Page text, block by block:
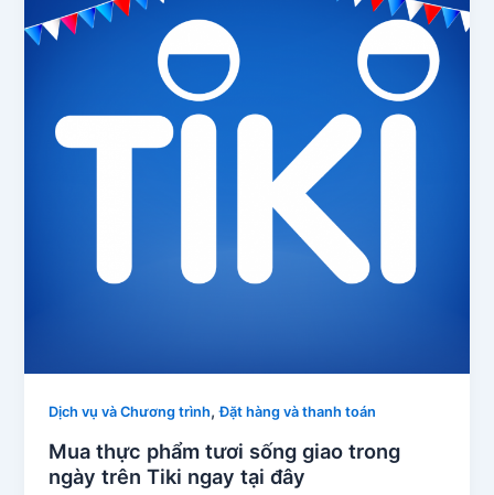
Dịch vụ và Chương trình,Đặt hàng và thanh toán
Mua thực phẩm tươi sống giao trong
ngày trên Tiki ngay tại đây